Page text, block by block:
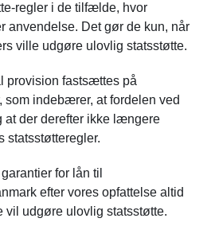
regler i de tilfælde, hvor
anvendelse. Det gør de kun, når
ville udgøre ulovlig statsstøtte.
provision fastsættes på
indebærer, at fordelen ved
at der derefter ikke længere
statsstøtteregler.
for lån til
efter vores opfattelse altid
vil udgøre ulovlig statsstøtte.